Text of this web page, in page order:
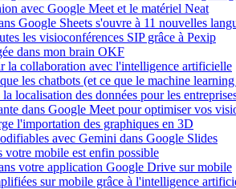
avec Google Meet et le matériel Neat
Google Sheets s'ouvre à 11 nouvelles
les visioconférences SIP grâce à Pexip
dans mon brain OKF
collaboration avec l'intelligence artificielle
les chatbots (et ce que le machine
localisation des données pour les
dans Google Meet pour optimiser vos
l'importation des graphiques en 3D
avec Gemini dans Google Slides
votre mobile est enfin possible
votre application Google Drive sur mobile
sur mobile grâce à l'intelligence